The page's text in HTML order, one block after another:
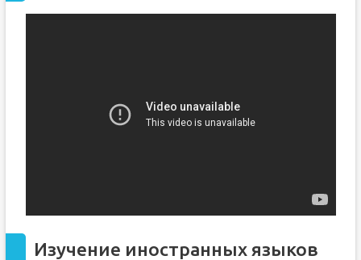
Изучение иностранных языков